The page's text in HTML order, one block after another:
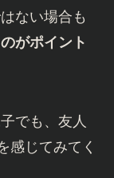
ない場合も
がポイント
でも、友人
感じてみてく